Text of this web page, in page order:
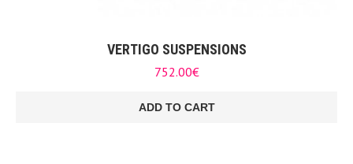
VERTIGO SUSPENSIONS
752.00€
ADD TO CART